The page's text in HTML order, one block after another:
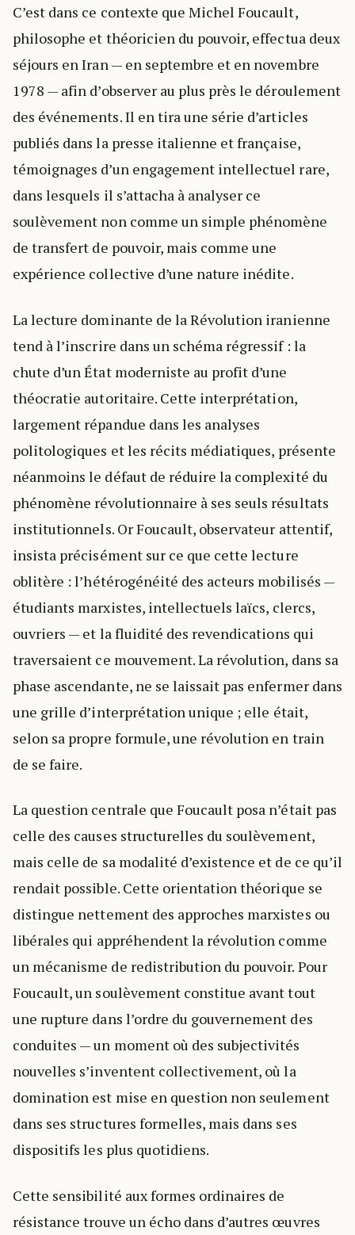
C’est dans ce contexte que Michel Foucault,
philosophe et théoricien du pouvoir, effectua deux
séjours en Iran — en septembre et en novembre
1978 — afin d’observer au plus près le déroulement
des événements. Il en tira une série d’articles
publiés dans la presse italienne et française,
témoignages d’un engagement intellectuel rare,
dans lesquels il s’attacha à analyser ce
soulèvement non comme un simple phénomène
de transfert de pouvoir, mais comme une
expérience collective d’une nature inédite.
La lecture dominante de la Révolution iranienne
tend à l’inscrire dans un schéma régressif : la
chute d’un État moderniste au profit d’une
théocratie autoritaire. Cette interprétation,
largement répandue dans les analyses
politologiques et les récits médiatiques, présente
néanmoins le défaut de réduire la complexité du
phénomène révolutionnaire à ses seuls résultats
institutionnels. Or Foucault, observateur attentif,
insista précisément sur ce que cette lecture
oblitère : l’hétérogénéité des acteurs mobilisés —
étudiants marxistes, intellectuels laïcs, clercs,
ouvriers — et la fluidité des revendications qui
traversaient ce mouvement. La révolution, dans sa
phase ascendante, ne se laissait pas enfermer dans
une grille d’interprétation unique ; elle était,
selon sa propre formule, une révolution en train
de se faire.
La question centrale que Foucault posa n’était pas
celle des causes structurelles du soulèvement,
mais celle de sa modalité d’existence et de ce qu’il
rendait possible. Cette orientation théorique se
distingue nettement des approches marxistes ou
libérales qui appréhendent la révolution comme
un mécanisme de redistribution du pouvoir. Pour
Foucault, un soulèvement constitue avant tout
une rupture dans l’ordre du gouvernement des
conduites — un moment où des subjectivités
nouvelles s’inventent collectivement, où la
domination est mise en question non seulement
dans ses structures formelles, mais dans ses
dispositifs les plus quotidiens.
Cette sensibilité aux formes ordinaires de
résistance trouve un écho dans d’autres œuvres